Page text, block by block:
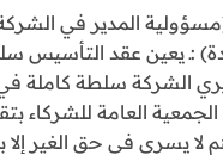
المدير في
:ـ يعين عقد التأسيس
الشركة سلطة كاملة في
العامة للشركاء
لا يسري في حق الغير إلا